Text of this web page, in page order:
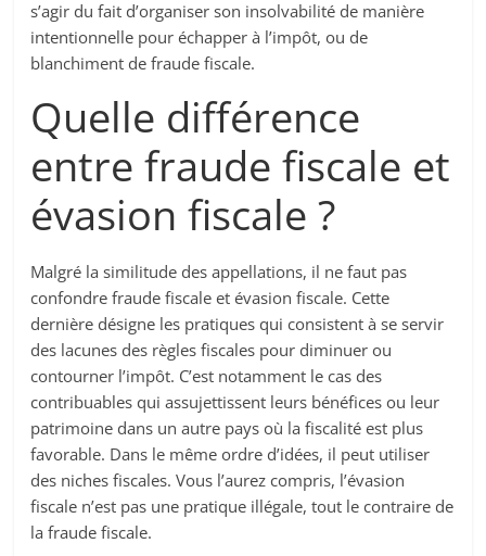
s’agir du fait d’organiser son insolvabilité de manière
intentionnelle pour échapper à l’impôt, ou de
blanchiment de fraude fiscale.
Quelle différence
entre fraude fiscale et
évasion fiscale ?
Malgré la similitude des appellations, il ne faut pas
confondre fraude fiscale et évasion fiscale. Cette
dernière désigne les pratiques qui consistent à se servir
des lacunes des règles fiscales pour diminuer ou
contourner l’impôt. C’est notamment le cas des
contribuables qui assujettissent leurs bénéfices ou leur
patrimoine dans un autre pays où la fiscalité est plus
favorable. Dans le même ordre d’idées, il peut utiliser
des niches fiscales. Vous l’aurez compris, l’évasion
fiscale n’est pas une pratique illégale, tout le contraire de
la fraude fiscale.